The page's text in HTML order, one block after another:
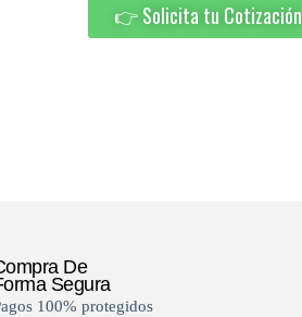
👉 Solicita tu Cotización
De
Segura
100% protegidos